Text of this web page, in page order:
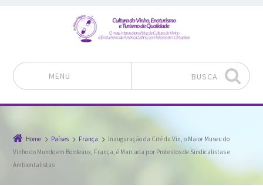
MENU BUSCA
Home Países França
Inauguração da Cité du Vin, o Maior Museu do
Vinho do Mundo em Bordeaux, França, é Marcada por Protestos de Sindicalistas e
Ambientalistas